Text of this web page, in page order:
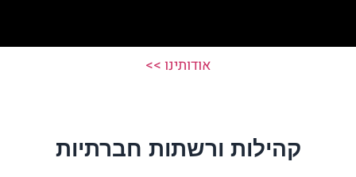
אודותינו >>
קהילות ורשתות חברתיות